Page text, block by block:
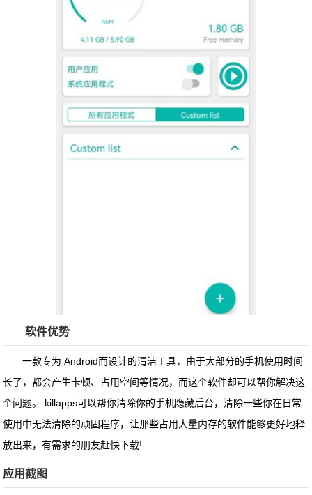
软件优势
一款专为 Android而设计的清洁工具，由于大部分的手机使用时间
长了，都会产生卡顿、占用空间等情况，而这个软件却可以帮你解决这
个问题。 killapps可以帮你清除你的手机隐藏后台，清除一些你在日常
使用中无法清除的顽固程序，让那些占用大量内存的软件能够更好地释
放出来，有需求的朋友赶快下载!
应用截图